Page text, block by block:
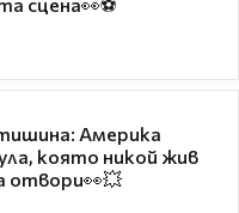
Америка
която никой жив
отвори👀💥